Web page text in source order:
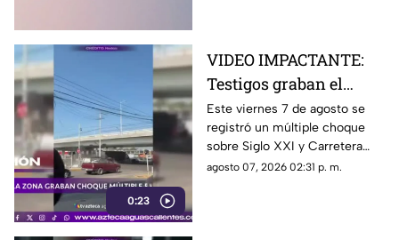
0:23
VIDEO IMPACTANTE:
Testigos graban el
momento exacto en que
tráiler impacta varios
autos en
Aguascalientes
Este viernes 7 de agosto se
registró un múltiple choque
sobre Siglo XXI y Carretera
Federal 70 Oriente
agosto 07, 2026 02:31 p. m.